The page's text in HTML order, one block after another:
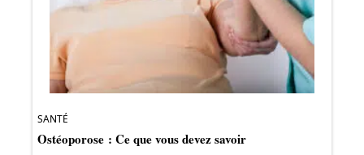
SANTÉ
Ostéoporose : Ce que vous devez savoir